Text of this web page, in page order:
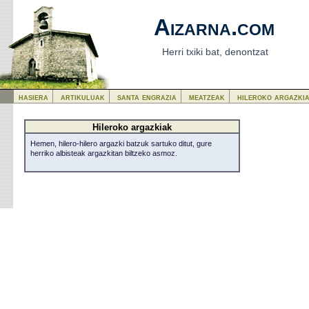
Aizarna.com
Herri txiki bat, denontzat
Hileroko argazkiak
Hemen, hilero-hilero argazki batzuk sartuko ditut, gure
herriko albisteak argazkitan biltzeko asmoz.
hasiera artikuluak santa engrazia meatzeak hileroko